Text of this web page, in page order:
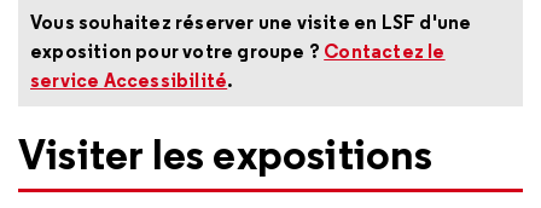
Vous souhaitez réserver une visite en LSF d'une
exposition pour votre groupe ? Contactez le
service Accessibilité.
Visiter les expositions